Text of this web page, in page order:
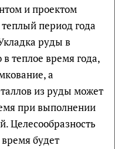
и проектом
период года
руды в
теплое время года,
а
из руды может
при выполнении
Целесообразность
будет